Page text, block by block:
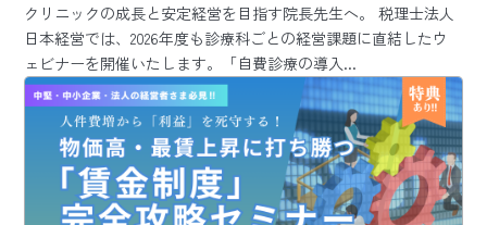
クリニックの成長と安定経営を目指す院長先生へ。 税理士法人
日本経営では、2026年度も診療科ごとの経営課題に直結したウ
ェビナーを開催いたします。「自費診療の導入...